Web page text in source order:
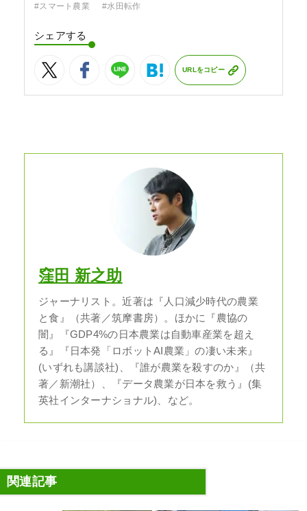
#スマート農業 #水田転作
シェアする
URLをコピー
窪田 新之助
ジャーナリスト。近著は『人口減少時代の農業
と食』（共著／筑摩書房）。ほかに『農協の
闇』『GDP4%の日本農業は自動車産業を超え
る』『日本発「ロボットAI農業」の凄い未来』
(いずれも講談社)、『誰が農業を殺すのか』（共
著／新潮社）、『データ農業が日本を救う』(集
英社インターナショナル)、など。
関連記事